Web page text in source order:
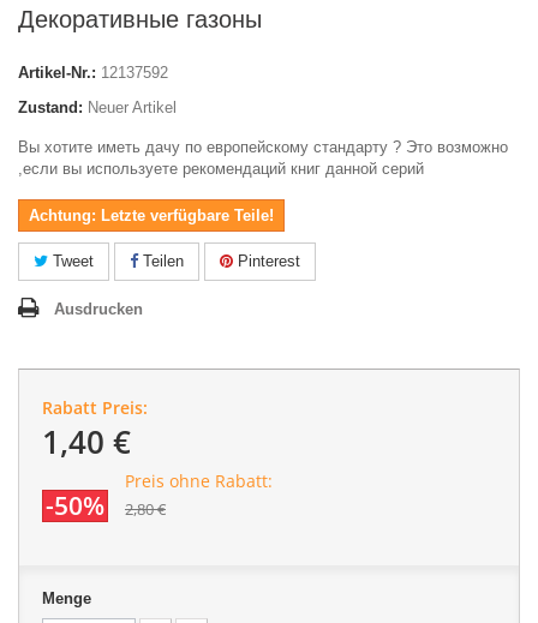
Декоративные газоны
Artikel-Nr.: 12137592
Zustand: Neuer Artikel
Вы хотите иметь дачу по европейскому стандарту ? Это возможно
,если вы используете рекомендаций книг данной серий
Achtung: Letzte verfügbare Teile!
Tweet Teilen Pinterest
Ausdrucken
Rabatt Preis:
1,40 €
-50%
Preis ohne Rabatt:
2,80 €
Menge